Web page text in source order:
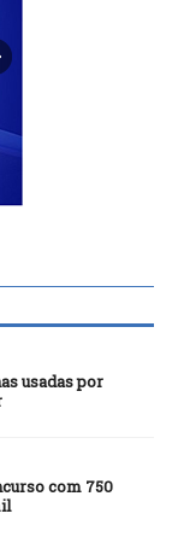
usadas por
com 750